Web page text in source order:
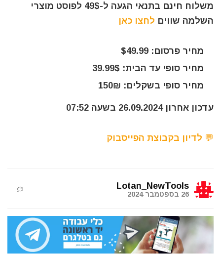
משלוח חינם בתנאי הגעה ל-49$ לפוסט מוצרי
השלמה שווים לחצו כאן
מחיר פרסום: $49.99
מחיר סופי עד הבית: 39.99$
מחיר סופי בשקלים: 150₪
עדכון אחרון 26.09.2024 בשעה 07:52
💬 לדיון בקבוצת הפייסבוק
Lotan_NewTools
26 בספטמבר 2024